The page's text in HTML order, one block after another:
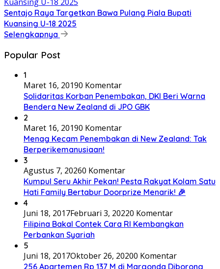
Sentajo Raya Targetkan Bawa Pulang Piala Bupati
Kuansing U-18 2025
Selengkapnya
Popular Post
1
Maret 16, 20190 Komentar
Solidaritas Korban Penembakan, DKI Beri Warna
Bendera New Zealand di JPO GBK
2
Maret 16, 20190 Komentar
Menag Kecam Penembakan di New Zealand: Tak
Berperikemanusiaan!
3
Agustus 7, 20260 Komentar
Kumpul Seru Akhir Pekan! Pesta Rakyat Kolam Satu
Hati Family Bertabur Doorprize Menarik! 🎉
4
Juni 18, 2017Februari 3, 20220 Komentar
Filipina Bakal Contek Cara RI Kembangkan
Perbankan Syariah
5
Juni 18, 2017Oktober 26, 20200 Komentar
256 Apartemen Rp 137 M di Margonda Diborong